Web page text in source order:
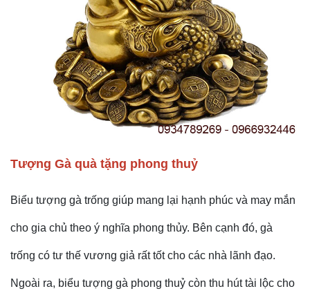
Tượng Gà quà tặng phong thuỷ
Biểu tượng gà trống giúp mang lại hạnh phúc và may mắn
cho gia chủ theo ý nghĩa phong thủy. Bên cạnh đó, gà
trống có tư thế vương giả rất tốt cho các nhà lãnh đạo.
Ngoài ra, biểu tượng gà phong thuỷ còn thu hút tài lộc cho